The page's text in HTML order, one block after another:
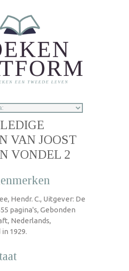
VAN JOOST
VONDEL 2
Hendr. C., Uitgever: De
pagina's, Gebonden
Nederlands,
1929.